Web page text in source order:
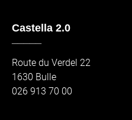
Castella 2.0
Route du Verdel 22
1630 Bulle
026 913 70 00